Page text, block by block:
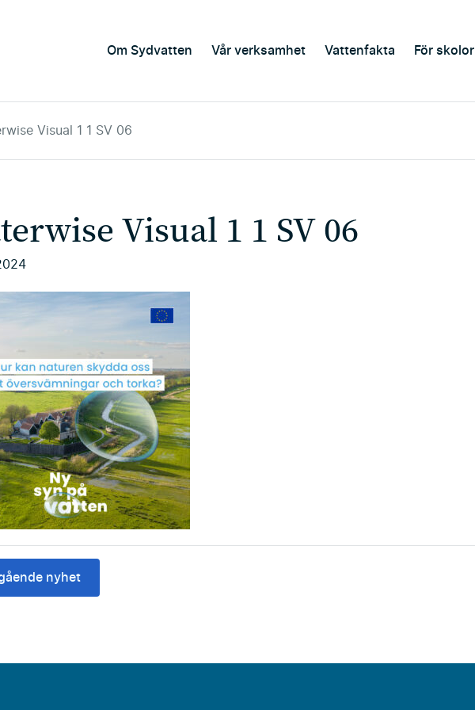
Om Sydvatten Vår verksamhet Vattenfakta För skolor
Visual 1 1 SV 06
Visual 1 1 SV 06
nyhet